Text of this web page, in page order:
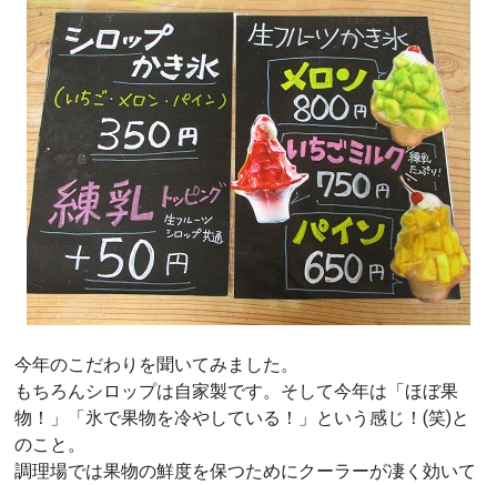
今年のこだわりを聞いてみました。
もちろんシロップは自家製です。そして今年は「ほぼ果
物！」「氷で果物を冷やしている！」という感じ！(笑)と
のこと。
調理場では果物の鮮度を保つためにクーラーが凄く効いて